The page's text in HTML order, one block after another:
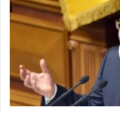
acción
inmediata
a
tiros
Andriy
Parubiy,
diputado
ucraniano
y